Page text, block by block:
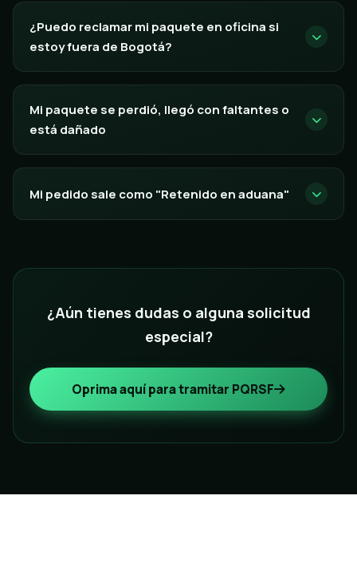
¿Puedo reclamar mi paquete en oficina si
estoy fuera de Bogotá?
Mi paquete se perdió, llegó con faltantes o
está dañado
Mi pedido sale como "Retenido en aduana"
¿Aún tienes dudas o alguna solicitud
especial?
Oprima aquí para tramitar PQRSF